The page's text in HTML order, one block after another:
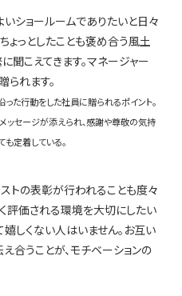
いショールームでありたいと日々
ょっとしたことも褒め合う風土
聞こえてきます。マネージャー
られます。
た行動をした社員に贈られるポイント。
ッセージが添えられ、感謝や尊敬の気持
も定着している。
トの表彰が行われることも度々
評価される環境を大切にしたい
嬉しくない人はいません。お互い
合うことが、モチベーションの